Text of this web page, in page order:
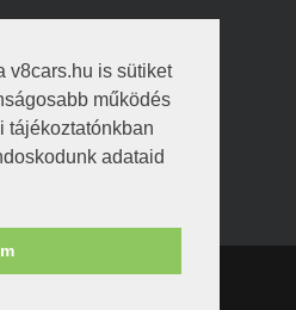
v8cars.hu is sütiket
működés
tájékoztatónkban
adataid
Én csak két
tudtam, hogy fél autót,
amikor
v8cars.huT|Szerzői jogok